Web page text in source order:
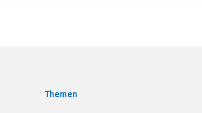
Themen